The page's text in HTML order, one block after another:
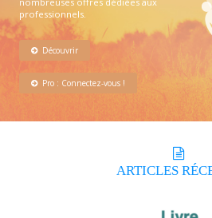
professionnels.
Découvrir
Pro : Connectez-vous !
ARTICLES